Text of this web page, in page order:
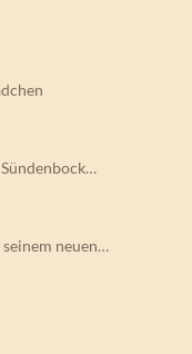
neuen…